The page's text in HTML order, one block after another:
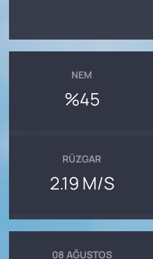
NEM
%45
RÜZGAR
2.19 M/S
08 AĞUSTOS